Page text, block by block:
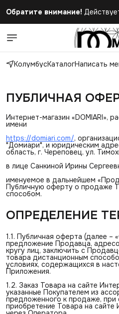
Обратите внимание!
КолумбусКаталогНаписать
ПУБЛИЧНАЯ
Интернет-магазин «DOMIARI»,
имени
https://domiari.com/,
"Домиари", и юридическим
область, г. Череповец, ул.
в лице Санкиной Ирины
именуемое в дальнейшем
Публичную оферту о продаже
способом.
ОПРЕДЕЛЕНИЕ
1.1. Публичная оферта (далее –
предложение Продавца,
кругу лиц, заключить с
товара дистанционным
условиях, содержащихся в
Приложения.
1.2. Заказ Товара на сайте
указанные Покупателем из
предложенного к продаже, при
приобретение Товара на сайте